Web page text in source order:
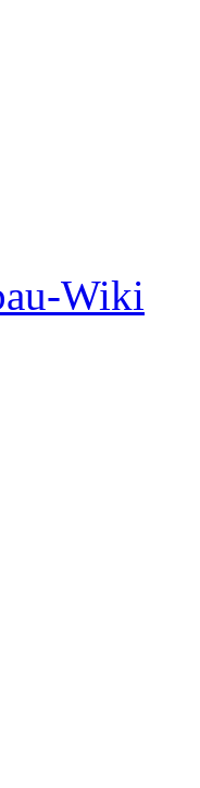
Wiki